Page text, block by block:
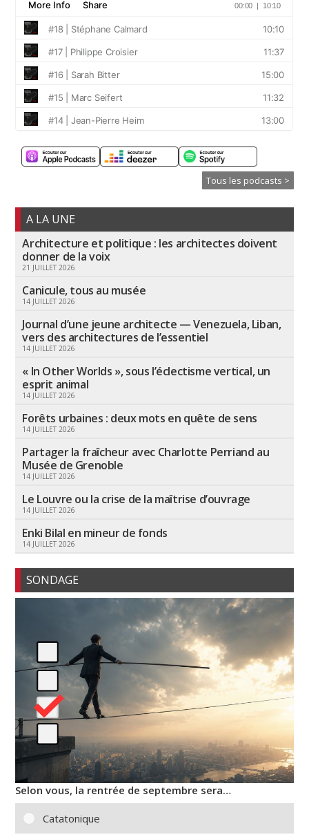
Tous les podcasts >
A LA UNE
Architecture et politique : les architectes doivent
donner de la voix
21 JUILLET 2026
Canicule, tous au musée
14 JUILLET 2026
Journal d’une jeune architecte — Venezuela, Liban,
vers des architectures de l’essentiel
14 JUILLET 2026
« In Other Worlds », sous l’éclectisme vertical, un
esprit animal
14 JUILLET 2026
Forêts urbaines : deux mots en quête de sens
14 JUILLET 2026
Partager la fraîcheur avec Charlotte Perriand au
Musée de Grenoble
14 JUILLET 2026
Le Louvre ou la crise de la maîtrise d’ouvrage
14 JUILLET 2026
Enki Bilal en mineur de fonds
14 JUILLET 2026
SONDAGE
Selon vous, la rentrée de septembre sera…
Catatonique